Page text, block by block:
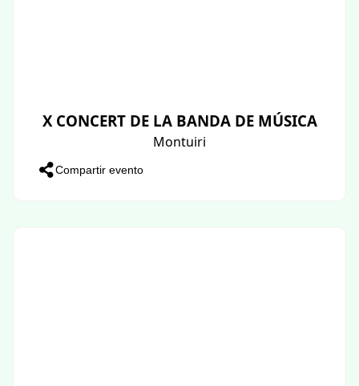
X CONCERT DE LA BANDA DE MÚSICA
Montuiri
Compartir evento